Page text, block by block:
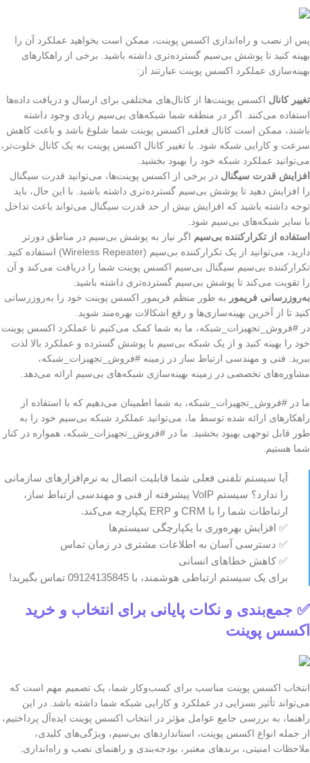
پس از نصب و راه‌اندازی اکسس پوینت، ممکن است بخواهید عملکرد آن را
بهینه کنید تا پوشش بی‌سیم گسترده‌تری داشته باشید. برخی از راهکارهای
بهینه‌سازی عملکرد اکسس پوینت عبارتند از:
تغییر کانال اکسس پوینت‌ها از کانال‌های مختلفی برای ارسال و دریافت داده‌ها
استفاده می‌کنند. اگر در منطقه شما شبکه‌های بی‌سیم زیادی وجود داشته
باشند، ممکن است کانال فعلی اکسس پوینت شما شلوغ باشد و باعث کاهش
سرعت و کارایی شبکه شود. با تغییر کانال اکسس پوینت به یک کانال خلوت‌تر،
می‌توانید عملکرد شبکه خود را بهبود بخشید.
افزایش قدرت سیگنال در برخی از اکسس پوینت‌ها، می‌توانید قدرت سیگنال
را افزایش دهید تا پوشش بی‌سیم گسترده‌تری داشته باشید. با این حال، باید
توجه داشته باشید که افزایش بیش از حد قدرت سیگنال می‌تواند باعث تداخل
با سایر شبکه‌های بی‌سیم شود.
استفاده از تکرارکننده بی‌سیم اگر نیاز به پوشش بی‌سیم در مناطق دورتر
دارید، می‌توانید از یک تکرارکننده بی‌سیم (Wireless Repeater) استفاده کنید.
تکرارکننده بی‌سیم سیگنال بی‌سیم اکسس پوینت شما را دریافت می‌کند و آن
را تقویت می‌کند تا پوشش بی‌سیم گسترده‌تری داشته باشید.
به‌روزرسانی فریمور به طور منظم فریمور اکسس پوینت خود را به‌روزرسانی
کنید تا از آخرین بهینه‌سازی‌ها و رفع اشکالات بهره‌مند شوید.
در #فروش_تجهیزات_شبکه، ما به شما کمک می‌کنیم تا عملکرد اکسس پوینت
خود را بهینه کنید و از یک شبکه بی‌سیم با پوشش گسترده و عملکرد بالا لذت
ببرید. فنی و مهندسی ارتباط ساز در زمینه #فروش_تجهیزات_شبکه،
مشاوره‌های تخصصی در زمینه بهینه‌سازی شبکه‌های بی‌سیم ارائه می‌دهد.
ما در #فروش_تجهیزات_شبکه، به شما اطمینان می‌دهیم که با استفاده از
راهکارهای ارائه شده توسط ما، می‌توانید عملکرد شبکه بی‌سیم خود را به
طور قابل توجهی بهبود بخشید. ما در #فروش_تجهیزات_شبکه، همواره در کنار
شما هستیم.
آیا سیستم تلفنی فعلی شما قابلیت اتصال به نرم‌افزارهای سازمانی
را ندارد؟ سیستم VoIP پیشرفته از فنی و مهندسی ارتباط ساز،
ارتباطات شما را با CRM و ERP یکپارچه می‌کند.
✅ افزایش بهره‌وری با یکپارچگی سیستم‌ها
✅ دسترسی آسان به اطلاعات مشتری در زمان تماس
✅ کاهش خطاهای انسانی
برای یک سیستم ارتباطی هوشمند، با 09124135845 تماس بگیرید!
✅ جمع‌بندی و نکات پایانی برای انتخاب و خرید
اکسس پوینت
انتخاب اکسس پوینت مناسب برای کسب‌وکار شما، یک تصمیم مهم است که
می‌تواند تأثیر بسزایی در عملکرد و کارایی شبکه شما داشته باشد. در این
راهنما، به بررسی جامع عوامل مؤثر در انتخاب اکسس پوینت ایده‌آل پرداختیم،
از جمله انواع اکسس پوینت، استانداردهای بی‌سیم، ویژگی‌های کلیدی،
ملاحظات امنیتی، برندهای معتبر، بودجه‌بندی و راهنمای نصب و راه‌اندازی.